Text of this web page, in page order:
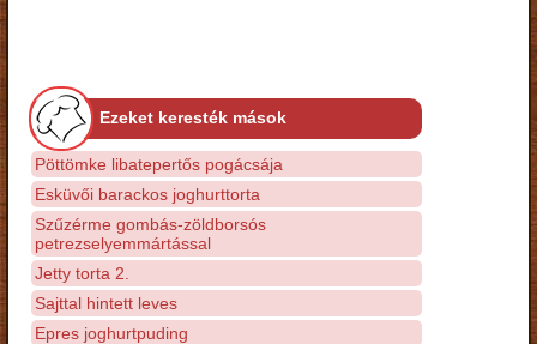
Ezeket keresték mások
Pöttömke libatepertős pogácsája
Esküvői barackos joghurttorta
Szűzérme gombás-zöldborsós
petrezselyemmártással
Jetty torta 2.
Sajttal hintett leves
Epres joghurtpuding